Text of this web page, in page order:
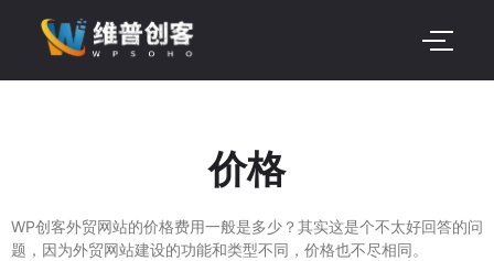
价格
WP创客外贸网站的价格费用一般是多少？其实这是个不太好回答的问
题，因为外贸网站建设的功能和类型不同，价格也不尽相同。